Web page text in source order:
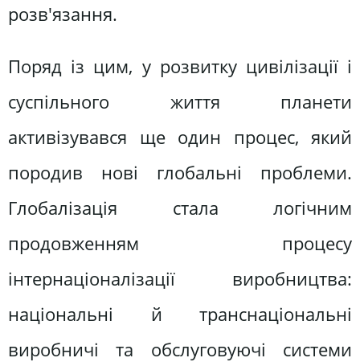
розв'язання.
Поряд із цим, у розвитку цивілізації і
суспільного життя планети
активізувався ще один процес, який
породив нові глобальні проблеми.
Глобалізація стала логічним
продовженням процесу
інтернаціоналізації виробництва:
національні й транснаціональні
виробничі та обслуговуючі системи